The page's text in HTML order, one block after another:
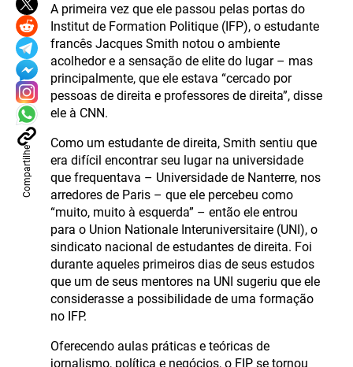
Compartilhe
A primeira vez que ele passou pelas portas do
Institut de Formation Politique (IFP), o estudante
francês Jacques Smith notou o ambiente
acolhedor e a sensação de elite do lugar – mas
principalmente, que ele estava “cercado por
pessoas de direita e professores de direita”, disse
ele à CNN.
Como um estudante de direita, Smith sentiu que
era difícil encontrar seu lugar na universidade
que frequentava – Universidade de Nanterre, nos
arredores de Paris – que ele percebeu como
“muito, muito à esquerda” – então ele entrou
para o Union Nationale Interuniversitaire (UNI), o
sindicato nacional de estudantes de direita. Foi
durante aqueles primeiros dias de seus estudos
que um de seus mentores na UNI sugeriu que ele
considerasse a possibilidade de uma formação
no IFP.
Oferecendo aulas práticas e teóricas de
jornalismo, política e negócios, o FIP se tornou